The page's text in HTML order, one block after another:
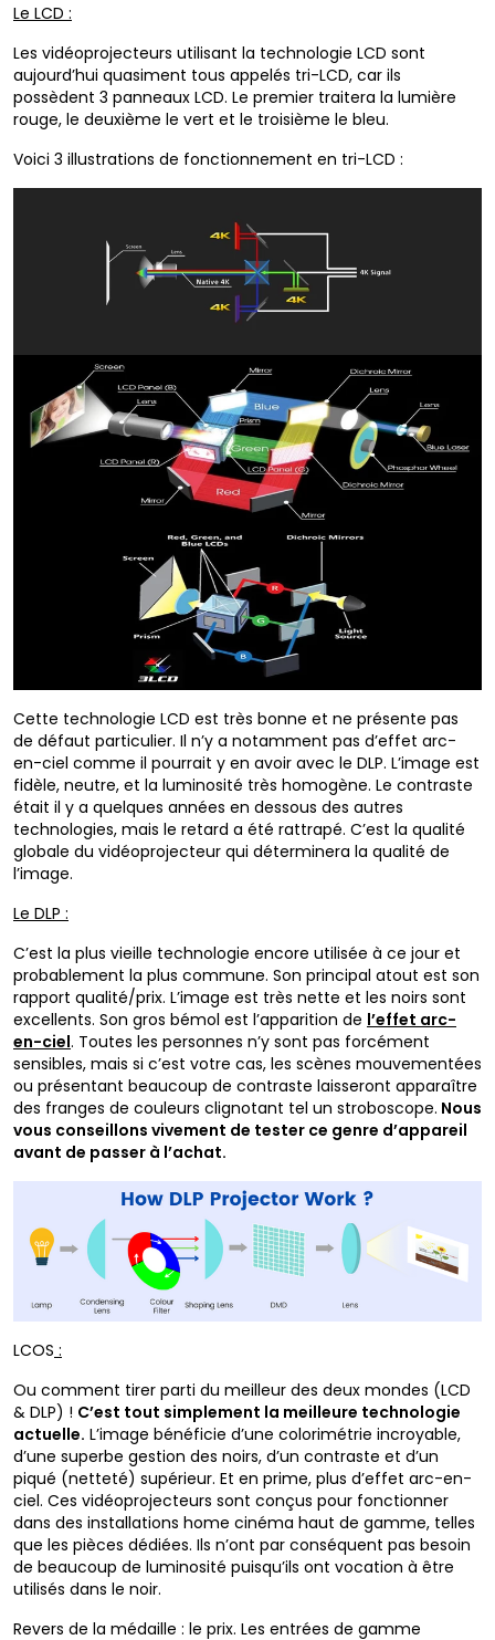
Le LCD :
Les vidéoprojecteurs utilisant la technologie LCD sont
aujourd’hui quasiment tous appelés tri-LCD, car ils
possèdent 3 panneaux LCD. Le premier traitera la lumière
rouge, le deuxième le vert et le troisième le bleu.
Voici 3 illustrations de fonctionnement en tri-LCD :
Cette technologie LCD est très bonne et ne présente pas
de défaut particulier. Il n’y a notamment pas d’effet arc-
en-ciel comme il pourrait y en avoir avec le DLP. L’image est
fidèle, neutre, et la luminosité très homogène. Le contraste
était il y a quelques années en dessous des autres
technologies, mais le retard a été rattrapé. C’est la qualité
globale du vidéoprojecteur qui déterminera la qualité de
l’image.
Le DLP :
C’est la plus vieille technologie encore utilisée à ce jour et
probablement la plus commune. Son principal atout est son
rapport qualité/prix. L’image est très nette et les noirs sont
excellents. Son gros bémol est l’apparition de l’effet arc-
en-ciel. Toutes les personnes n’y sont pas forcément
sensibles, mais si c’est votre cas, les scènes mouvementées
ou présentant beaucoup de contraste laisseront apparaître
des franges de couleurs clignotant tel un stroboscope. Nous
vous conseillons vivement de tester ce genre d’appareil
avant de passer à l’achat.
LCOS :
Ou comment tirer parti du meilleur des deux mondes (LCD
& DLP) ! C’est tout simplement la meilleure technologie
actuelle. L’image bénéficie d’une colorimétrie incroyable,
d’une superbe gestion des noirs, d’un contraste et d’un
piqué (netteté) supérieur. Et en prime, plus d’effet arc-en-
ciel. Ces vidéoprojecteurs sont conçus pour fonctionner
dans des installations home cinéma haut de gamme, telles
que les pièces dédiées. Ils n’ont par conséquent pas besoin
de beaucoup de luminosité puisqu’ils ont vocation à être
utilisés dans le noir.
Revers de la médaille : le prix. Les entrées de gamme